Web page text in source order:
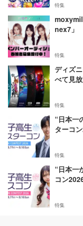
特集
nex7」
特集
ディズ
べて見放
特集
“日本一
ターコ
特集
“日本一
コン
特集